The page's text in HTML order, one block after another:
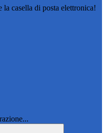
casella di posta elettronica!